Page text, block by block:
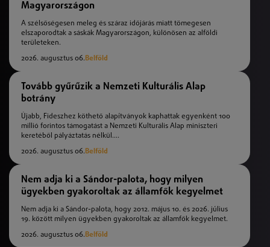
Magyarországon
A szélsőségesen meleg és száraz időjárás miatt tömegesen
elszaporodtak a sáskák Magyarországon, különösen az alföldi
területeken.
2026. augusztus 06.Belföld
Tovább gyűrűzik a Nemzeti Kulturális Alap
botrány
Újabb, Fideszhez köthető alapítványok kaphattak egyenként 100
millió forintos támogatást a Nemzeti Kulturális Alap miniszteri
keretéből pályáztatás nélkül....
2026. augusztus 06.Belföld
Nem adja ki a Sándor-palota, hogy milyen
ügyekben gyakoroltak az államfők kegyelmet
Nem adja ki a Sándor-palota, hogy 2012. május 10. és 2026. július
19. között milyen ügyekben gyakoroltak az államfők kegyelmet.
2026. augusztus 06.Belföld